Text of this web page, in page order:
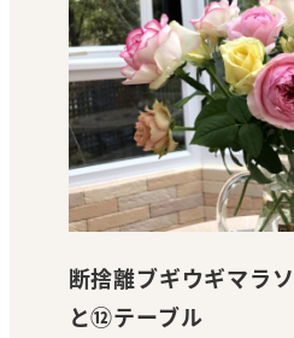
断捨離ブギウギマラ
と⑫テーブル